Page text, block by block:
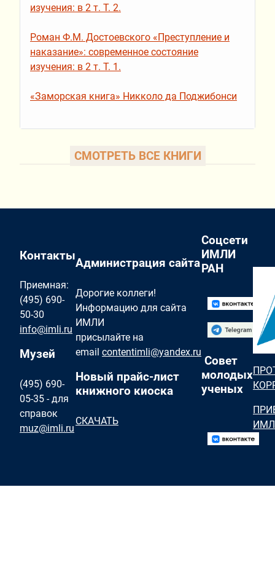
изучения: в 2 т. Т. 2.
Роман Ф.М. Достоевского «Преступление и
наказание»: современное состояние
изучения: в 2 т. Т. 1.
«Заморская книга» Никколо да Поджибонси
СМОТРЕТЬ ВСЕ КНИГИ
Контакты
Приемная:
(495) 690-
50-30
info@imli.ru
Музей
(495) 690-
05-35 - для
справок
muz@imli.ru
Администрация сайта
Дорогие коллеги!
Информацию для сайта
ИМЛИ
присылайте на
email contentimli@yandex.ru
Новый прайс-лист
книжного киоска
СКАЧАТЬ
Соцсети
ИМЛИ
РАН
Совет
молодых
ученых